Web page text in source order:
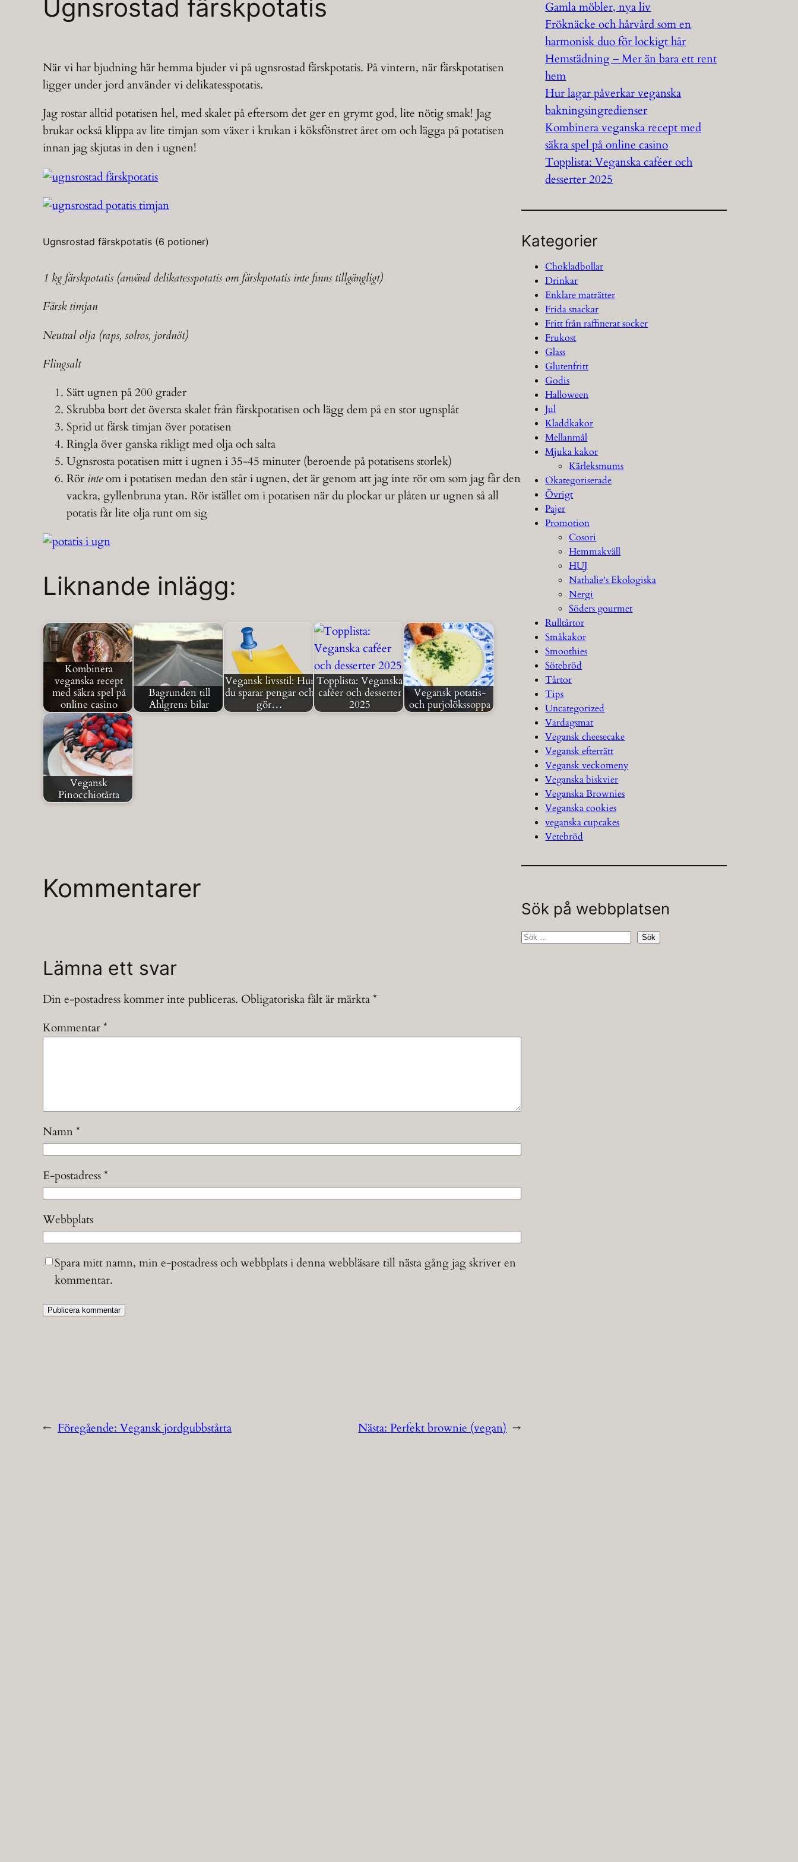
Ugnsrostad färskpotatis
När vi har bjudning här hemma bjuder vi på ugnsrostad färskpotatis. På vintern, när färskpotatisen
ligger under jord använder vi delikatesspotatis.
Jag rostar alltid potatisen hel, med skalet på eftersom det ger en grymt god, lite nötig smak! Jag
brukar också klippa av lite timjan som växer i krukan i köksfönstret året om och lägga på potatisen
innan jag skjutas in den i ugnen!
Ugnsrostad färskpotatis (6 potioner)
1 kg färskpotatis (använd delikatesspotatis om färskpotatis inte finns tillgängligt)
Färsk timjan
Neutral olja (raps, solros, jordnöt)
Flingsalt
Sätt ugnen på 200 grader
Skrubba bort det översta skalet från färskpotatisen och lägg dem på en stor ugnsplåt
Sprid ut färsk timjan över potatisen
Ringla över ganska rikligt med olja och salta
Ugnsrosta potatisen mitt i ugnen i 35-45 minuter (beroende på potatisens storlek)
Rör inteom i potatisen medan den står i ugnen, det är genom att jag inte rör om som jag får den
vackra, gyllenbruna ytan. Rör istället om i potatisen när du plockar ur plåten ur ugnen så all
potatis får lite olja runt om sig
Liknande inlägg:
Kombinera
veganska recept
med säkra spel på
online casino
Bagrunden till
Ahlgrens bilar
Vegansk livsstil: Hur
du sparar pengar och
gör…
Topplista: Veganska
caféer och desserter
2025
Vegansk potatis-
och purjolökssoppa
Vegansk
Pinocchiotårta
Kommentarer
Lämna ett svar
Din e-postadress kommer inte publiceras. Obligatoriska fält är märkta*
Kommentar*
Namn*
E-postadress*
Webbplats
Spara mitt namn, min e-postadress och webbplats i denna webbläsare till nästa gång jag skriver en
kommentar.
← Föregående: Vegansk jordgubbstårta Nästa:Perfekt brownie (vegan) →
Gamla möbler, nya liv
Fröknäcke och hårvård som en
harmonisk duo för lockigt hår
Hemstädning – Mer än bara ett rent
hem
Hur lagar påverkar veganska
bakningsingredienser
Kombinera veganska recept med
säkra spel på online casino
Topplista: Veganska caféer och
desserter 2025
Kategorier
Chokladbollar
Drinkar
Enklare maträtter
Frida snackar
Fritt från raffinerat socker
Frukost
Glass
Glutenfritt
Godis
Halloween
Jul
Kladdkakor
Mellanmål
Mjuka kakor
Kärleksmums
Okategoriserade
Övrigt
Pajer
Promotion
Cosori
Hemmakväll
HUJ
Nathalie's Ekologiska
Nergi
Söders gourmet
Rulltårtor
Småkakor
Smoothies
Sötebröd
Tårtor
Tips
Uncategorized
Vardagsmat
Vegansk cheesecake
Vegansk efterrätt
Vegansk veckomeny
Veganska biskvier
Veganska Brownies
Veganska cookies
veganska cupcakes
Vetebröd
Sök på webbplatsen
S
Sök